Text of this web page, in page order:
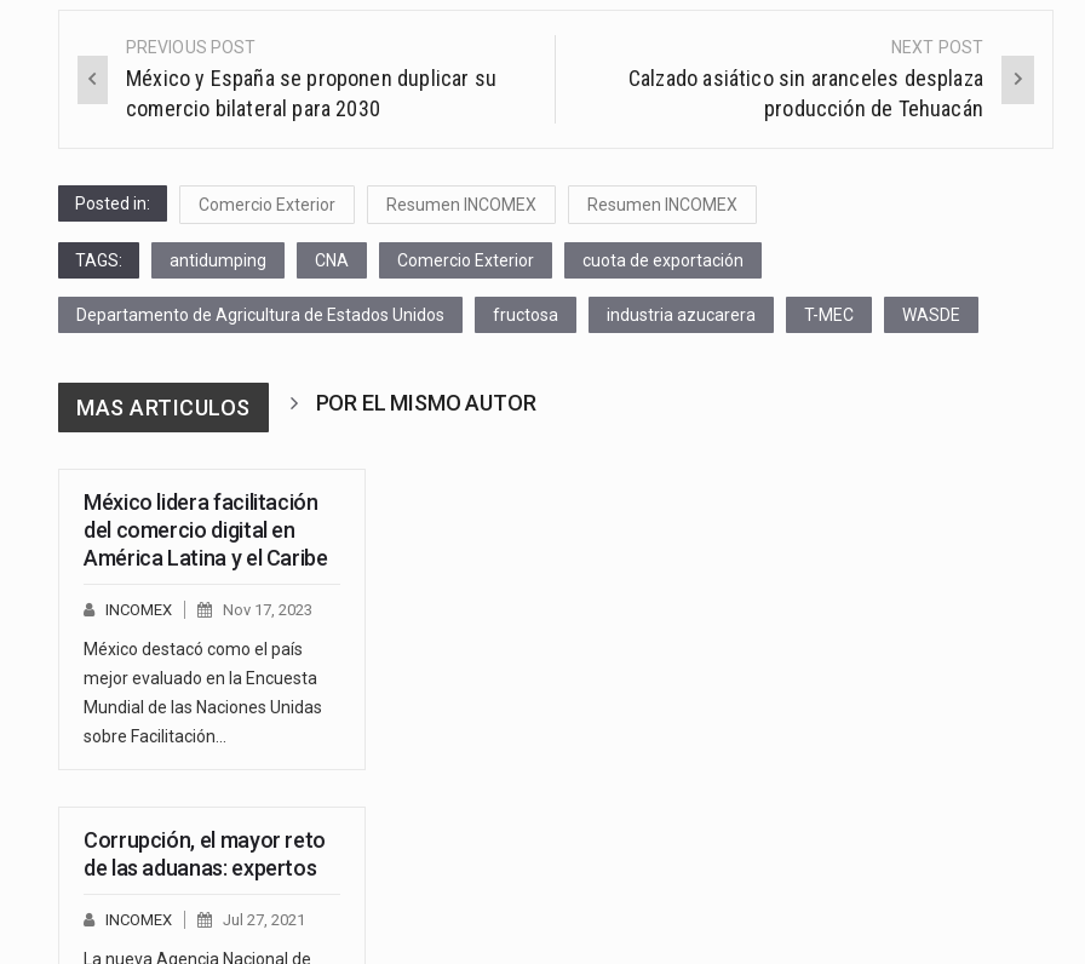
Post
navigation
PREVIOUS POST
México y España se proponen duplicar su
comercio bilateral para 2030
NEXT POST
Calzado asiático sin aranceles desplaza
producción de Tehuacán
Posted in: Comercio Exterior Resumen INCOMEX Resumen INCOMEX
TAGS: antidumping CNA Comercio Exterior cuota de exportación
Departamento de Agricultura de Estados Unidos fructosa industria azucarera T-MEC WASDE
MAS ARTICULOS POR EL MISMO AUTOR
México lidera facilitación
del comercio digital en
América Latina y el Caribe
INCOMEX Nov 17, 2023
México destacó como el país
mejor evaluado en la Encuesta
Mundial de las Naciones Unidas
sobre Facilitación…
Corrupción, el mayor reto
de las aduanas: expertos
INCOMEX Jul 27, 2021
La nueva Agencia Nacional de